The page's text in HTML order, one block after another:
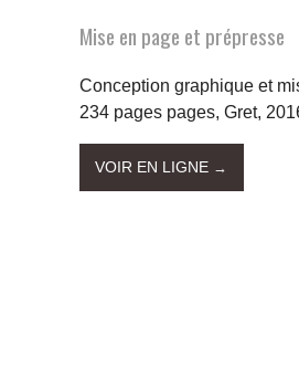
Mise en page et prépresse
Conception graphique et
234 pages pages, Gret,
VOIR EN LIGNE